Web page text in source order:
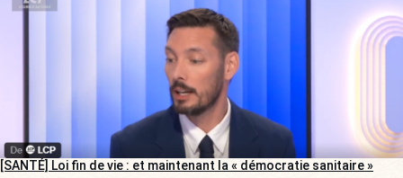
[SANTÉ] Loi fin de vie : et maintenant la « démocratie sanitaire »